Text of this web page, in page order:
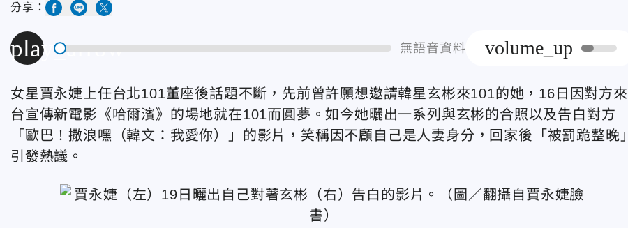
分享：
play_arrow 無語音資料 volume_up
女星賈永婕上任台北101董座後話題不斷，先前曾許願想邀請韓星玄彬來101的她，16日因對方來
台宣傳新電影《哈爾濱》的場地就在101而圓夢。如今她曬出一系列與玄彬的合照以及告白對方
「歐巴！撒浪嘿（韓文：我愛你）」的影片，笑稱因不顧自己是人妻身分，回家後「被罰跪整晚」
引發熱議。